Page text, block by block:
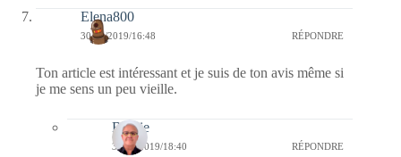
Elena800
30/12/2019/16:48 RÉPONDRE
Ton article est intéressant et je suis de ton avis même si
je me sens un peu vieille.
Bernie
30/12/2019/18:40 RÉPONDRE